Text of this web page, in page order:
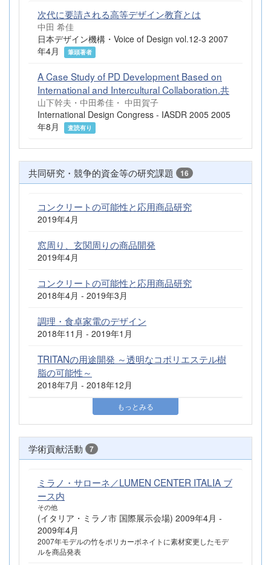
次代に要請される高等デザイン教育とは
中田 希佳
日本デザイン機構・Voice of Design vol.12-3 2007
年4月
筆頭著者
A Case Study of PD Development Based on
International and Intercultural Collaboration.共
山下幹夫・中田希佳・ 中田賀子
International Design Congress - IASDR 2005 2005
年8月
査読有り
共同研究・競争的資金等の研究課題 16
コンクリートの可能性と応用商品研究
2019年4月
窓周り、玄関周りの商品開発
2019年4月
コンクリートの可能性と応用商品研究
2018年4月 - 2019年3月
調理・食卓家電のデザイン
2018年11月 - 2019年1月
TRITANの用途開発 ～透明なコポリエステル樹
脂の可能性～
2018年7月 - 2018年12月
もっとみる
学術貢献活動 7
ミラノ・サローネ／LUMEN CENTER ITALIA ブ
ース内
その他
(イタリア・ミラノ市 国際展示会場) 2009年4月 -
2009年4月
2007年モデルの竹をポリカーボネイトに素材変更したモデ
ルを商品発表